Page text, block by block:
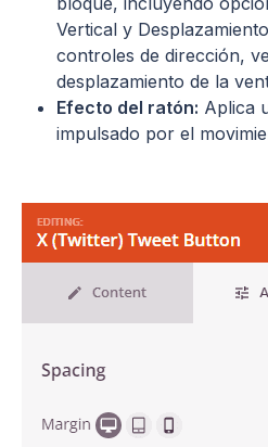
Vertical y
controles de dirección,
desplazamiento de la
Efecto del ratón: Aplica
impulsado por el